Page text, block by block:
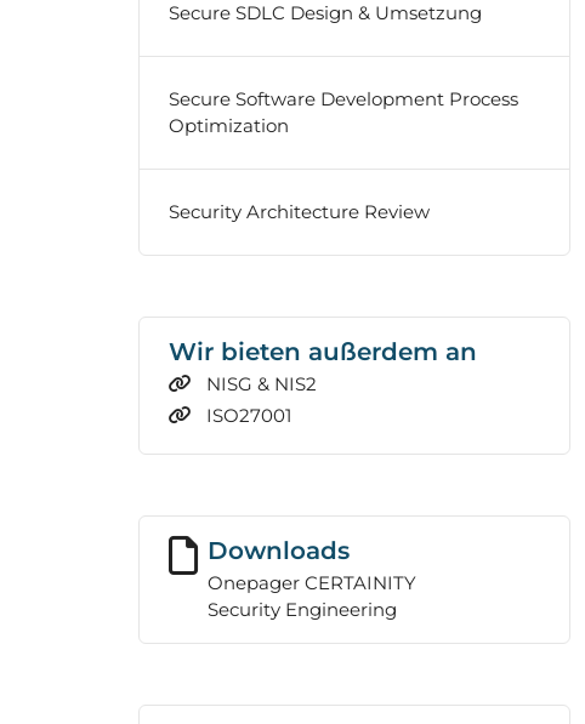
Secure SDLC Design & Umsetzung
Secure Software Development Process
Optimization
Security Architecture Review
Wir bieten außerdem an
NISG & NIS2
ISO27001
Downloads
Onepager CERTAINITY
Security Engineering